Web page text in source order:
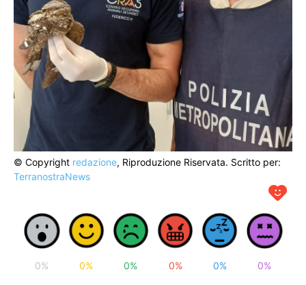
© Copyright redazione, Riproduzione Riservata. Scritto per:
TerranostraNews
0% 0% 0% 0% 0% 0%